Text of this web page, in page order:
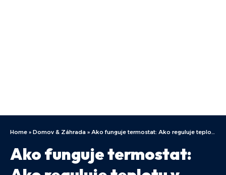
Home » Domov & Záhrada » Ako funguje termostat: Ako reguluje teplotu v našom dome?
Ako funguje termostat: